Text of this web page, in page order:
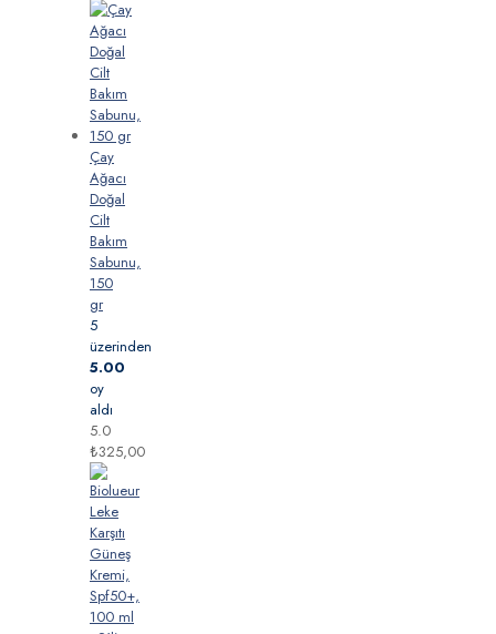
Çay
Ağacı
Doğal
Cilt
Bakım
Sabunu,
150
gr
5
üzerinden
5.00
oy
aldı
5.0
₺325,00